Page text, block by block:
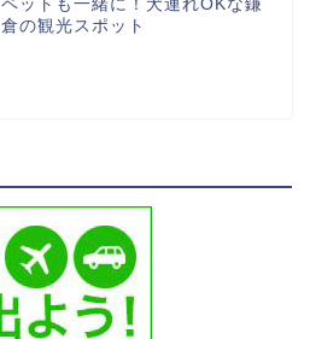
ペットも一緒に！犬連れOKな鎌
倉の観光スポット